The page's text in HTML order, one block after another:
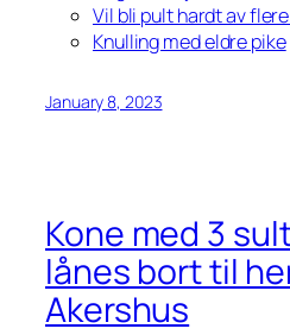
Vil bli pult hardt av
Knulling med eldre pike
January 8, 2023
Kone med 3
lånes bort til
Akershus